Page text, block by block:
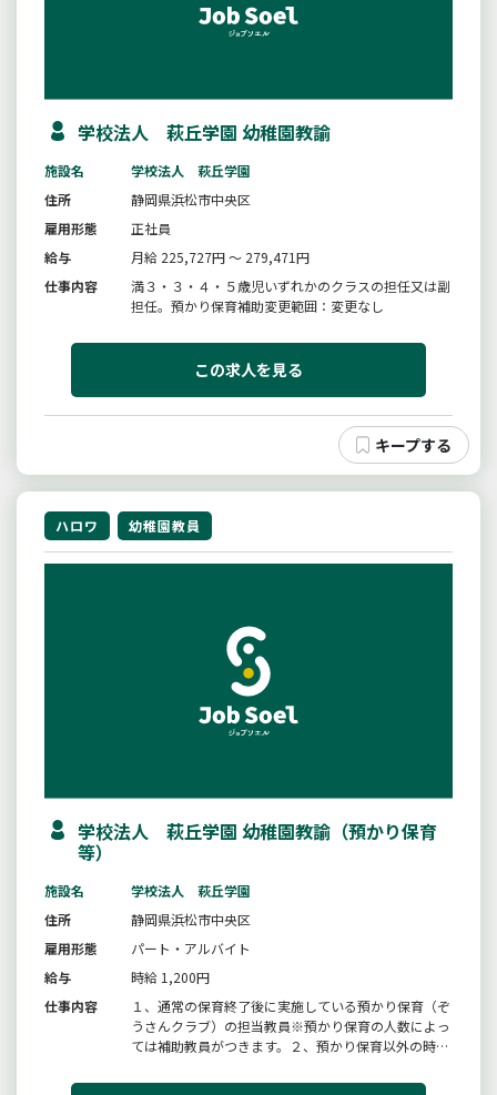
学校法人 萩丘学園 幼稚園教諭
施設名
学校法人 萩丘学園
住所
静岡県浜松市中央区
雇用形態
正社員
給与
月給 225,727円 ～ 279,471円
仕事内容
満３・３・４・５歳児いずれかのクラスの担任又は副
担任。預かり保育補助変更範囲：変更なし
この求人を見る
ハロワ 幼稚園教員
学校法人 萩丘学園 幼稚園教諭（預かり保育
等）
施設名
学校法人 萩丘学園
住所
静岡県浜松市中央区
雇用形態
パート・アルバイト
給与
時給 1,200円
仕事内容
１、通常の保育終了後に実施している預かり保育（ぞ
うさんクラブ）の担当教員※預かり保育の人数によっ
ては補助教員がつきます。２、預かり保育以外の時間
かわる事務業務。預かり保育１４：００〜１８：１５